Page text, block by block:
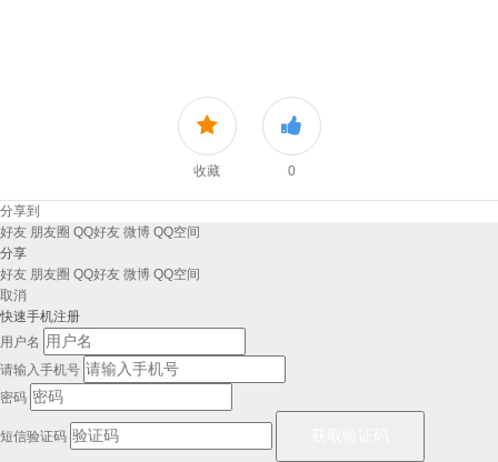
收藏 0
分享到
好友 朋友圈 QQ好友 微博 QQ空间
分享
好友 朋友圈 QQ好友 微博 QQ空间
取消
快速手机注册
用户名
请输入手机号
密码
短信验证码